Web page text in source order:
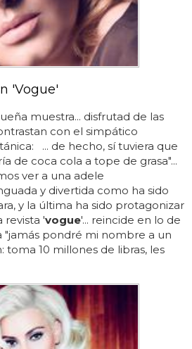
'Vogue'
muestra... disfrutad de las
con el simpático
... de hecho, sí tuviera que
de coca cola a tope de grasa"...
ver a una adele
y divertida como ha sido
y la última ha sido protagonizar
revista 'vogue'... reincide en lo de
pondré mi nombre a un
toma 10 millones de libras, les